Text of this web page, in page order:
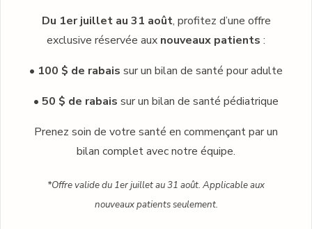
Découvrez nos professionnels
Médecine corporative
Blogue
Contact
Prendre rendez-vous
Du 1er juillet au 31 août, profitez d’une offre
exclusive réservée aux nouveaux patients :
• 100 $ de rabais sur un bilan de santé pour adulte
• 50 $ de rabais sur un bilan de santé pédiatrique
Prenez soin de votre santé en commençant par un
bilan complet avec notre équipe.
*Offre valide du 1er juillet au 31 août. Applicable aux
nouveaux patients seulement.